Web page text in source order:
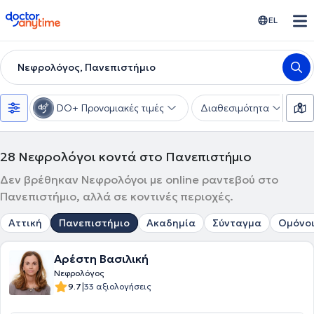
doctoranytime EL
Νεφρολόγος, Πανεπιστήμιο
DO+ Προνομιακές τιμές Διαθεσιμότητα
28 Νεφρολόγοι κοντά στο Πανεπιστήμιο
Δεν βρέθηκαν Νεφρολόγοι με online ραντεβού στο
Πανεπιστήμιο, αλλά σε κοντινές περιοχές.
Αττική Πανεπιστήμιο Ακαδημία Σύνταγμα
Αρέστη Βασιλική
Νεφρολόγος
9.7|33 αξιολογήσεις